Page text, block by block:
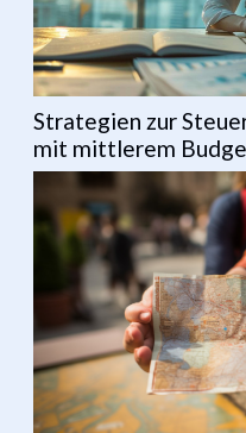
Strategien zur
mit mittlerem